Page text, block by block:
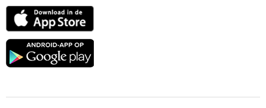
App
Google